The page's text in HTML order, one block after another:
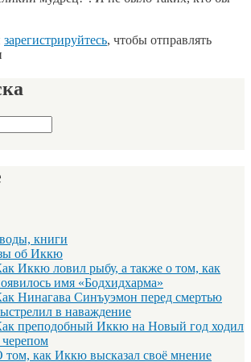
зарегистрируйтесь, чтобы отправлять
книги
об Иккю
Иккю ловил рыбу, а также о том, как
имя «Бодхидхарма»
Нинагава Синъуэмон перед смертью
в наваждение
преподобный Иккю на Новый год ходил
черепом
том, как Иккю высказал своё мнение